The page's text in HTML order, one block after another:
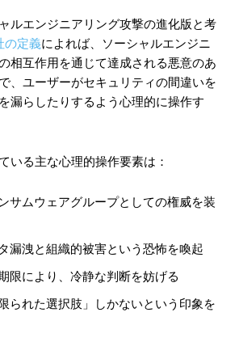
ルエンジニアリング攻撃の進化版と考
の定義によれば、ソーシャルエンジニ
相互作用を通じて達成される悪意のあ
、ユーザーがセキュリティの間違いを
漏らしたりするよう心理的に操作す
いる主な心理的操作要素は：
サムウェアグループとしての権威を装
漏洩と組織的被害という恐怖を喚起
限により、冷静な判断を妨げる
られた選択肢」しかないという印象を